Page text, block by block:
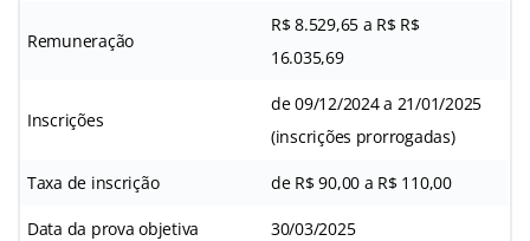
Remuneração
R$ 8.529,65 a R$ R$
16.035,69
Inscrições
de 09/12/2024 a 21/01/2025
(inscrições prorrogadas)
Taxa de inscrição de R$ 90,00 a R$ 110,00
Data da prova objetiva 30/03/2025